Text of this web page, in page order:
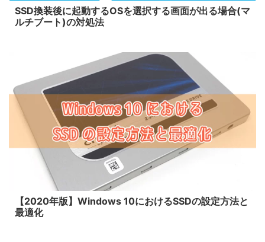
SSD換装後に起動するOSを選択する画面が出る場合(マ
ルチブート)の対処法
【2020年版】Windows 10におけるSSDの設定方法と
最適化